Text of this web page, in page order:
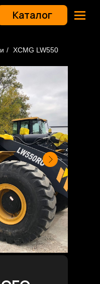
Каталог
/ XCMG LW550